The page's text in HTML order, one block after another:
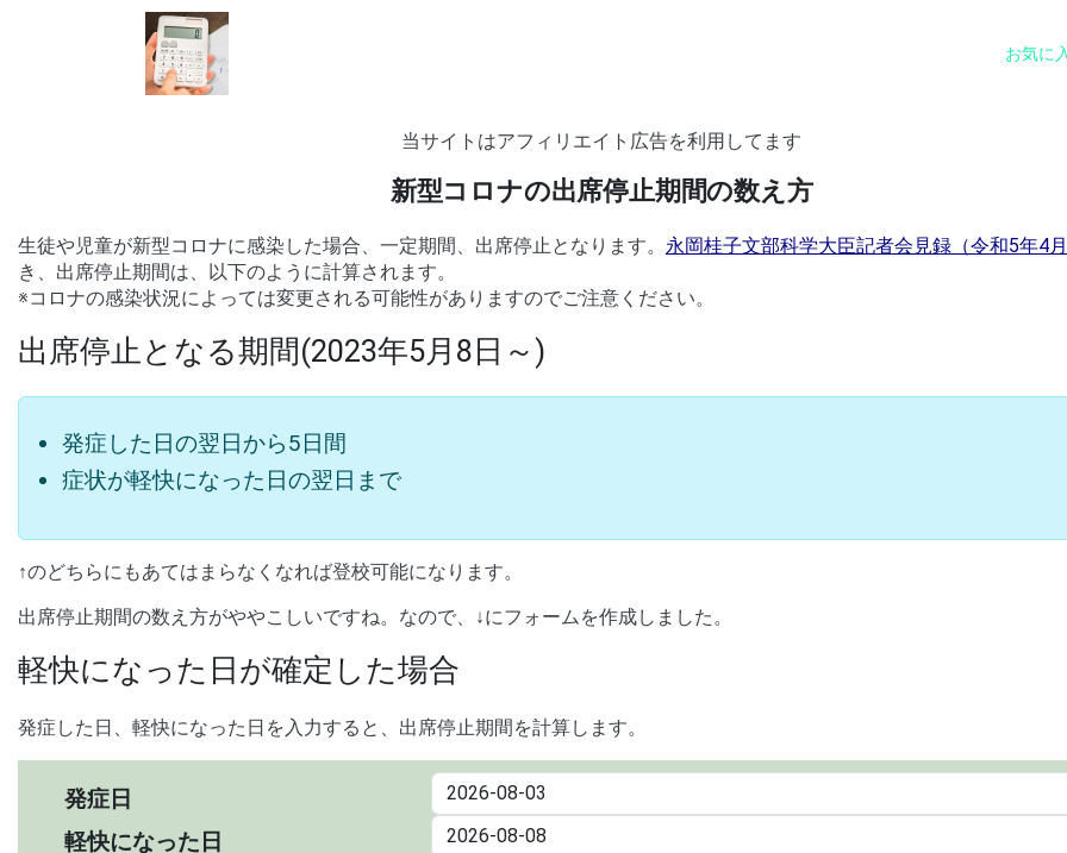
お気に
当サイトはアフィリエイト広告を利用してます
新型コロナの出席停止期間の数え方
生徒や児童が新型コロナに感染した場合、一定期間、出席停止となります。 永岡桂子文部科学大臣記者会見録（令和5年4
き、出席停止期間は、以下のように計算されます。
※コロナの感染状況によっては変更される可能性がありますのでご注意ください。
出席停止となる期間(2023年5月8日～)
発症した日の翌日から5日間
症状が軽快になった日の翌日まで
↑のどちらにもあてはまらなくなれば登校可能になります。
出席停止期間の数え方がややこしいですね。なので、↓にフォームを作成しました。
軽快になった日が確定した場合
発症した日、軽快になった日を入力すると、出席停止期間を計算します。
発症日
軽快になった日